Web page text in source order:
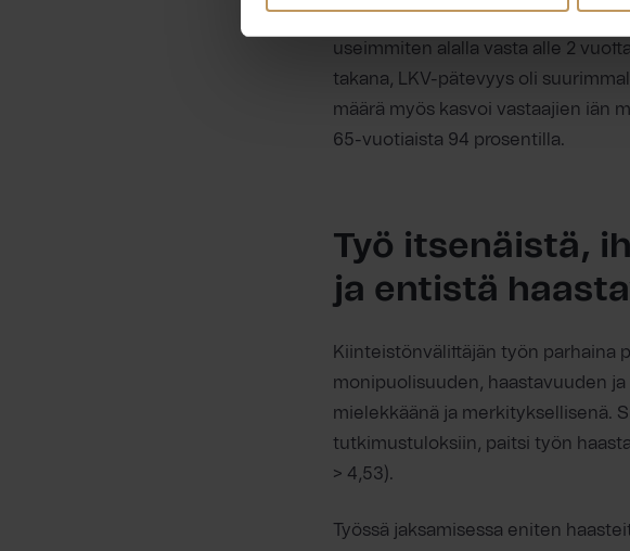
useimmiten alalla vasta alle 2
takana, LKV-pätevyys oli
määrä myös kasvoi vastaajien iän
65-vuotiaista 94 prosentilla.
Työ itsenäistä,
ja entistä
Kiinteistönvälittäjän työn parhaina
monipuolisuuden, haastavuuden
mielekkäänä ja merkityksellisenä.
tutkimustuloksiin, paitsi työn
> 4,53).
Työssä jaksamisessa eniten